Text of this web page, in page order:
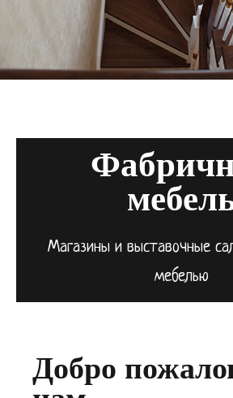
Магазины и выставочные
мебелью
Добро